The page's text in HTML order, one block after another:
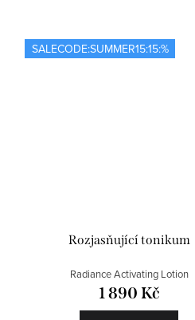
SALECODE:SUMMER15:15:%
Rozjasňující tonikum
Radiance Activating Lotion
1 890 Kč